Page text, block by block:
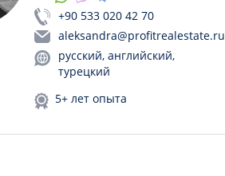
+90 533 020 42 70
aleksandra@profitrealestate.ru
русский, английский,
турецкий
5+ лет опыта